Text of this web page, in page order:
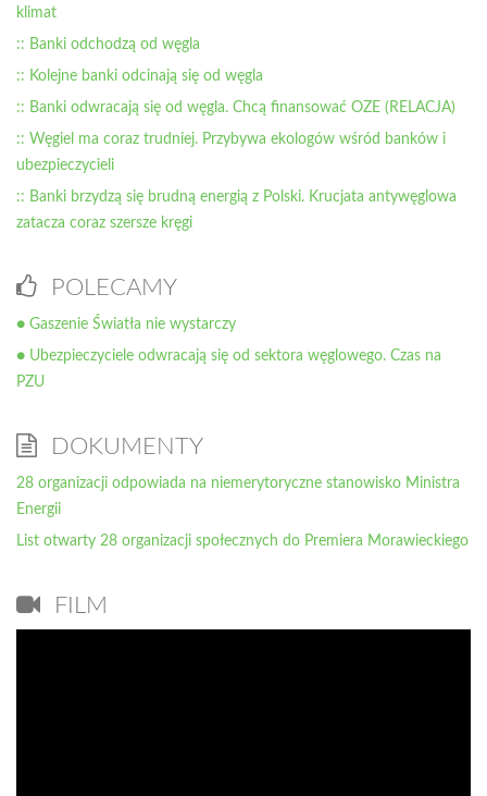
klimat
:: Banki odchodzą od węgla
:: Kolejne banki odcinają się od węgla
:: Banki odwracają się od węgla. Chcą finansować OZE (RELACJA)
:: Węgiel ma coraz trudniej. Przybywa ekologów wśród banków i
ubezpieczycieli
:: Banki brzydzą się brudną energią z Polski. Krucjata antywęglowa
zatacza coraz szersze kręgi
POLECAMY
● Gaszenie Światła nie wystarczy
● Ubezpieczyciele odwracają się od sektora węglowego. Czas na
PZU
DOKUMENTY
28 organizacji odpowiada na niemerytoryczne stanowisko Ministra
Energii
List otwarty 28 organizacji społecznych do Premiera Morawieckiego
FILM